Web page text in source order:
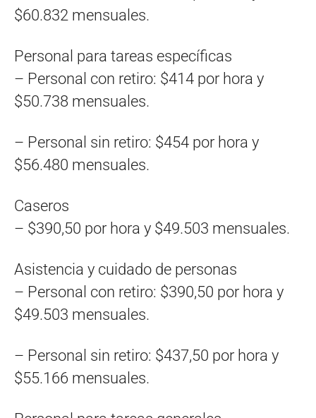
$60.832 mensuales.
Personal para tareas específicas
– Personal con retiro: $414 por hora y
$50.738 mensuales.
– Personal sin retiro: $454 por hora y
$56.480 mensuales.
Caseros
– $390,50 por hora y $49.503 mensuales.
Asistencia y cuidado de personas
– Personal con retiro: $390,50 por hora y
$49.503 mensuales.
– Personal sin retiro: $437,50 por hora y
$55.166 mensuales.